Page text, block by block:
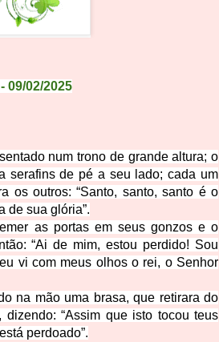
- 09/02/2025
num trono de grande altura; o
serafins de pé a seu lado; cada um
os outros: “Santo, santo, santo é o
de sua glória”.
as portas em seus gonzos e o
“Ai de mim, estou perdido! Sou
vi com meus olhos o rei, o Senhor
na mão uma brasa, que retirara do
“Assim que isto tocou teus
perdoado”.